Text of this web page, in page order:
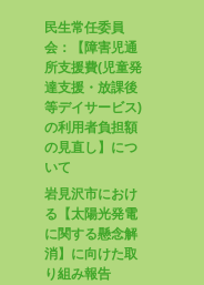
民生常任委員
会：【障害児通
所支援費(児童発
達支援・放課後
等デイサービス)
の利用者負担額
の見直し】につ
いて
岩見沢市におけ
る【太陽光発電
に関する懸念解
消】に向けた取
り組み報告